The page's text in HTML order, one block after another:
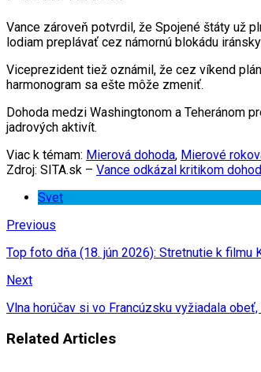
Vance zároveň potvrdil, že Spojené štáty už
lodiam preplávať cez námornú blokádu
Viceprezident tiež oznámil, že cez víkend
harmonogram sa ešte môže zmeniť.
Dohoda medzi Washingtonom a Teheránom
jadrových aktivít.
Viac k témam: Mierová dohoda, Mierové
Zdroj: SITA.sk – Vance odkázal kritikom
Svet
Previous
Top foto dňa (18. jún 2026): Stretnutie k filmu
Next
Vlna horúčav si vo Francúzsku vyžiadala
Related Articles